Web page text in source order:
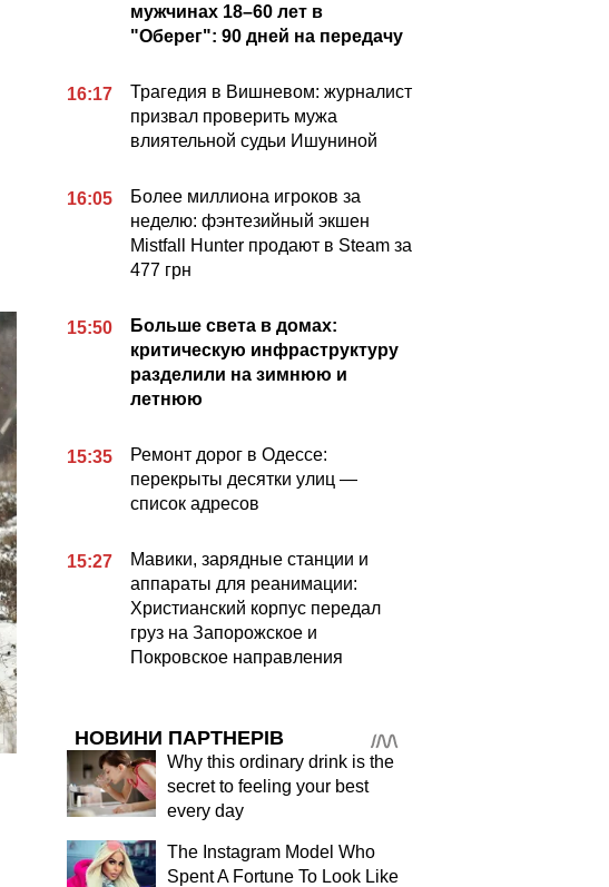
мужчинах 18–60 лет в
"Оберег": 90 дней на передачу
16:17
Трагедия в Вишневом: журналист
призвал проверить мужа
влиятельной судьи Ишуниной
16:05
Более миллиона игроков за
неделю: фэнтезийный экшен
Mistfall Hunter продают в Steam за
477 грн
15:50
Больше света в домах:
критическую инфраструктуру
разделили на зимнюю и
летнюю
15:35
Ремонт дорог в Одессе:
перекрыты десятки улиц —
список адресов
15:27
Мавики, зарядные станции и
аппараты для реанимации:
Христианский корпус передал
груз на Запорожское и
Покровское направления
НОВИНИ ПАРТНЕРІВ
Why this ordinary drink is the
secret to feeling your best
every day
The Instagram Model Who
Spent A Fortune To Look Like